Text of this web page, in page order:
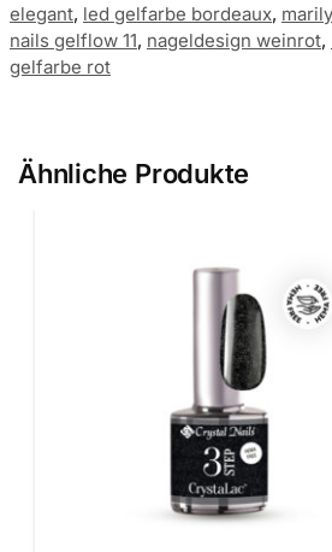
elegant, led gelfarbe bordeaux,
nails gelflow 11, nageldesign weinrot,
gelfarbe rot
Ähnliche Produkte